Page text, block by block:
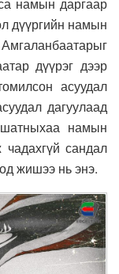
дүүргийн намын
дүүрэг дээр
асуудал
дагуулаад
намын
сандал
жишээ нь энэ.